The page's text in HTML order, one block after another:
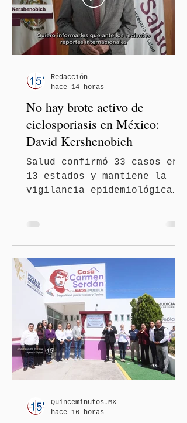
mayores no pueden
justificarse como una
simple opinión o una broma.
No hay brote activo de
ciclosporiasis en México:
David Kershenobich
Salud confirmó 33 casos en
13 estados y mantiene la
vigilancia epidemiológica
Kershenobich Stalnikowitz,
aseguró que en México no
existe un brote activo de
ciclosporiasis, luego de
los recientes reportes de
casos en Estados Unidos y
de viajeros del Reino Unido
que visitaron territorio
mexicano. A través de un
mensaje difundido en redes
informó que la Secretaría
de Salud activó de mane
Redacción
hace 14 horas
Quinceminutos.MX
hace 16 horas